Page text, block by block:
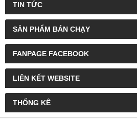
TIN TỨC
SẢN PHẨM BÁN CHẠY
FANPAGE FACEBOOK
LIÊN KẾT WEBSITE
THỐNG KÊ